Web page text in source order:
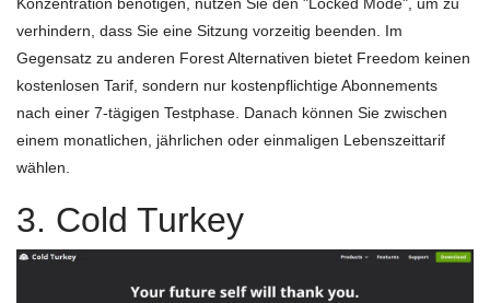
verhindern, dass Sie eine Sitzung vorzeitig beenden. Im
Gegensatz zu anderen Forest Alternativen bietet Freedom keinen
kostenlosen Tarif, sondern nur kostenpflichtige Abonnements
nach einer 7-tägigen Testphase. Danach können Sie zwischen
einem monatlichen, jährlichen oder einmaligen Lebenszeittarif
wählen.
3. Cold Turkey